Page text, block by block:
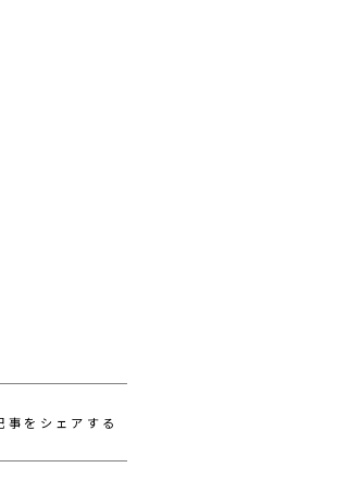
事をシェアする